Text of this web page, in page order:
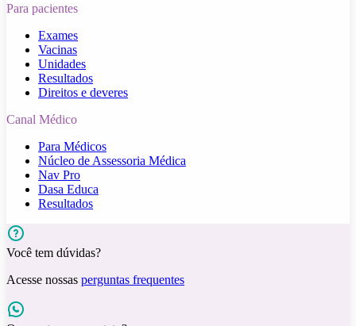
Para pacientes
Exames
Vacinas
Unidades
Resultados
Direitos e deveres
Canal Médico
Para Médicos
Núcleo de Assessoria Médica
Nav Pro
Dasa Educa
Resultados
Você tem dúvidas?
Acesse nossas perguntas frequentes